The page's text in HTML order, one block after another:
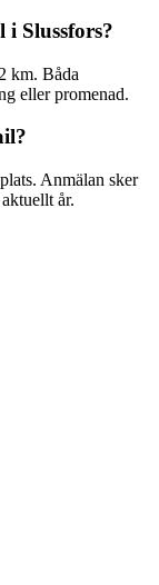
Slussfors?
km. Båda
eller promenad.
Anmälan sker
år.